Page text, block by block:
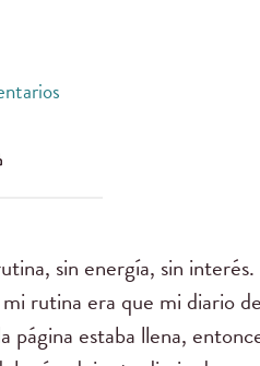
sin energía, sin
rutina era que mi diario
página estaba llena,